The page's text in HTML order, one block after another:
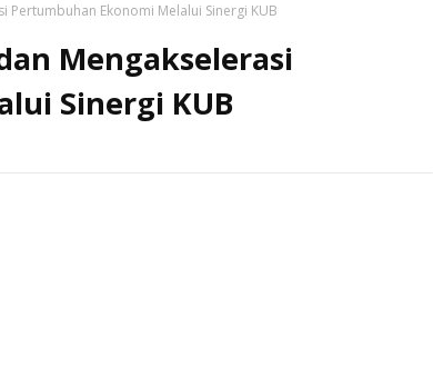
Pertumbuhan Ekonomi Melalui Sinergi KUB
Mengakselerasi
Sinergi KUB